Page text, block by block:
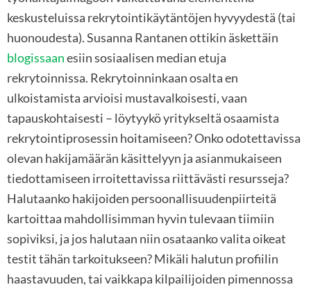
keskusteluissa rekrytointikäytäntöjen hyvyydestä (tai
huonoudesta). Susanna Rantanen ottikin äskettäin
blogissaanesiin sosiaalisen median etuja
rekrytoinnissa. Rekrytoinninkaan osalta en
ulkoistamista arvioisi mustavalkoisesti, vaan
tapauskohtaisesti – löytyykö yritykseltä osaamista
rekrytointiprosessin hoitamiseen? Onko odotettavissa
olevan hakijamäärän käsittelyyn ja asianmukaiseen
tiedottamiseen irroitettavissa riittävästi resursseja?
Halutaanko hakijoiden persoonallisuudenpiirteitä
kartoittaa mahdollisimman hyvin tulevaan tiimiin
sopiviksi, ja jos halutaan niin osataanko valita oikeat
testit tähän tarkoitukseen? Mikäli halutun profiilin
haastavuuden, tai vaikkapa kilpailijoiden pimennossa